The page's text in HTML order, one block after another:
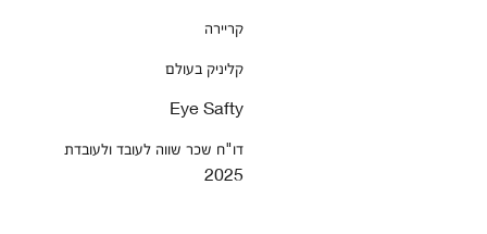
קריירה
קליניק בעולם
Eye Safty
דו"ח שכר שווה לעובד ולעובדת
2025